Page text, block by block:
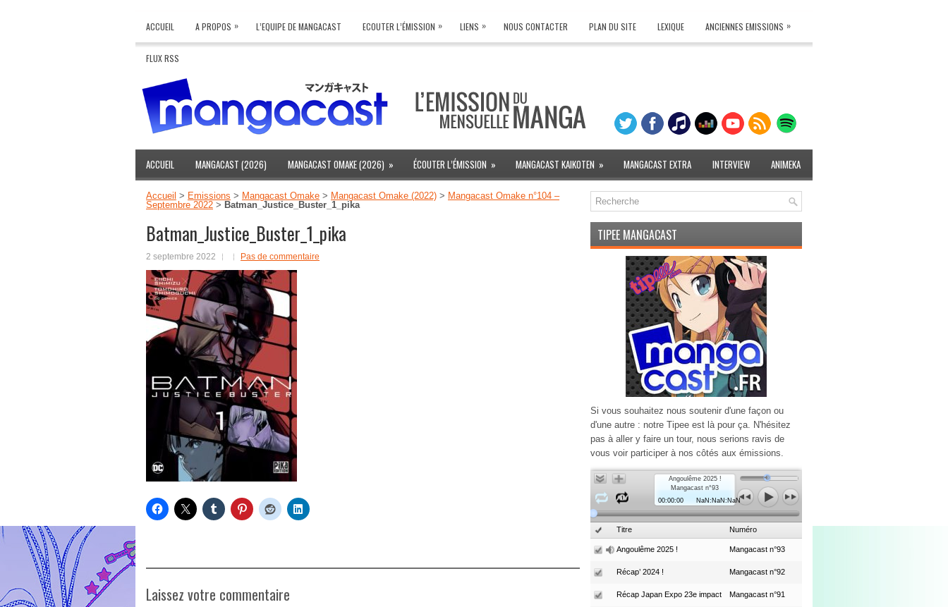
ACCUEIL A PROPOS » L’EQUIPE DE MANGACAST ECOUTER L’ÉMISSION » LIENS » NOUS CONTACTER PLAN DU SITE LEXIQUE ANCIENNES EMISSIONS »
FLUX RSS
ACCUEIL MANGACAST (2026) MANGACAST OMAKE (2026) » ÉCOUTER L’ÉMISSION » MANGACAST KAIKOTEN » MANGACAST EXTRA INTERVIEW ANIMEKA
Accueil > Emissions > Mangacast Omake > Mangacast Omake (2022) > Mangacast Omake n°104 –
Septembre 2022 > Batman_Justice_Buster_1_pika
Batman_Justice_Buster_1_pika
2 septembre 2022 Pas de commentaire
Laissez votre commentaire
TIPEE MANGACAST
Si vous souhaitez nous soutenir d'une façon ou
d'une autre : notre Tipee est là pour ça. N'hésitez
pas à aller y faire un tour, nous serions ravis de
vous voir participer à nos côtés aux émissions.
Angoulême 2025 !
Mangacast n°93
00:00:00
NaN:NaN:NaN
Titre Numéro
Angoulême 2025 ! Mangacast n°93
Récap’ 2024 ! Mangacast n°92
Récap Japan Expo 23e impact Mangacast n°91